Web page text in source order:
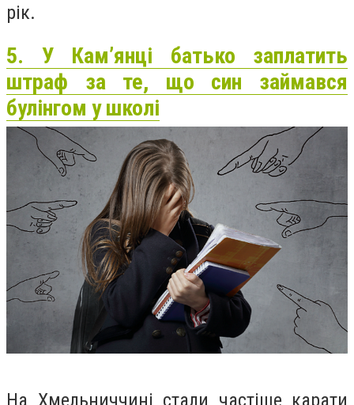
рік.
5. У Кам’янці батько заплатить
штраф за те, що син займався
булінгом у школі